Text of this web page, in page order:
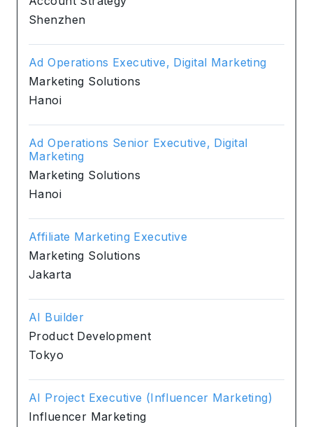
Shenzhen
Ad Operations Executive, Digital Marketing
Marketing Solutions
Hanoi
Ad Operations Senior Executive, Digital
Marketing
Marketing Solutions
Hanoi
Affiliate Marketing Executive
Marketing Solutions
Jakarta
AI Builder
Product Development
Tokyo
AI Project Executive (Influencer Marketing)
Influencer Marketing